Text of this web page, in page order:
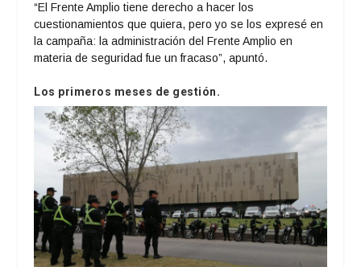
“El Frente Amplio tiene derecho a hacer los
cuestionamientos que quiera, pero yo se los expresé en
la campaña: la administración del Frente Amplio en
materia de seguridad fue un fracaso”, apuntó.
Los primeros meses de gestión.